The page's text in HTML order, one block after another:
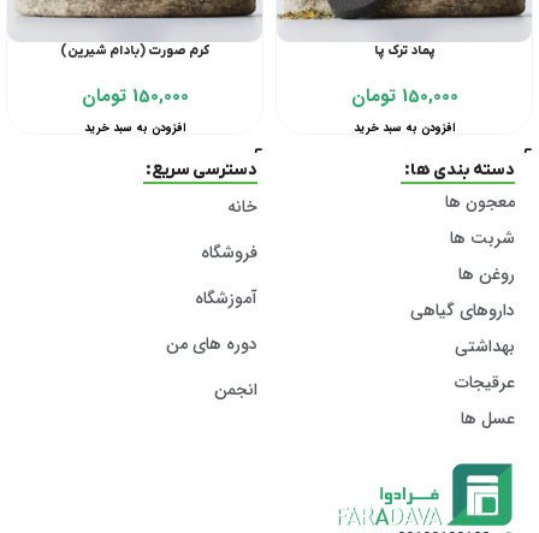
پماد ترک پا
150,000 تومان
افزودن به سبد خرید
کرم صورت (بادام شیرین)
150,000 تومان
افزودن به سبد خرید
دسته بندی ها:
معجون ها
شربت ها
روغن ها
داروهای گیاهی
بهداشتی
عرقیجات
عسل ها
دسترسی سریع:
خانه
فروشگاه
آموزشگاه
دوره های من
انجمن